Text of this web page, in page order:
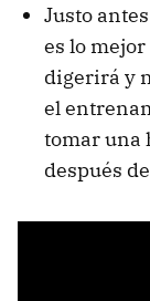
Justo
es lo
digerirá y
el
tomar una
después